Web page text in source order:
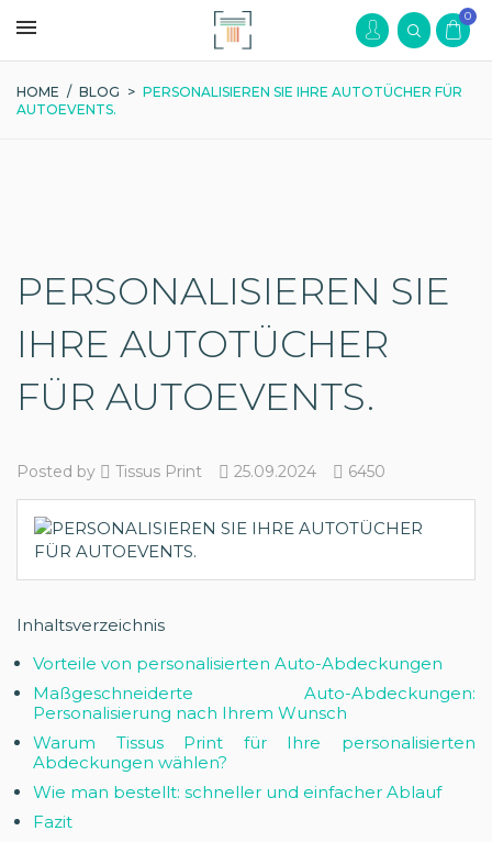
0
HOME / BLOG > PERSONALISIEREN SIE IHRE AUTOTÜCHER FÜR
AUTOEVENTS.
PERSONALISIEREN SIE
IHRE AUTOTÜCHER
FÜR AUTOEVENTS.
Posted by Tissus Print 25.09.2024 6450
Inhaltsverzeichnis
Vorteile von personalisierten Auto-Abdeckungen
Maßgeschneiderte Auto-Abdeckungen:
Personalisierung nach Ihrem Wunsch
Warum Tissus Print für Ihre personalisierten
Abdeckungen wählen?
Wie man bestellt: schneller und einfacher Ablauf
Fazit